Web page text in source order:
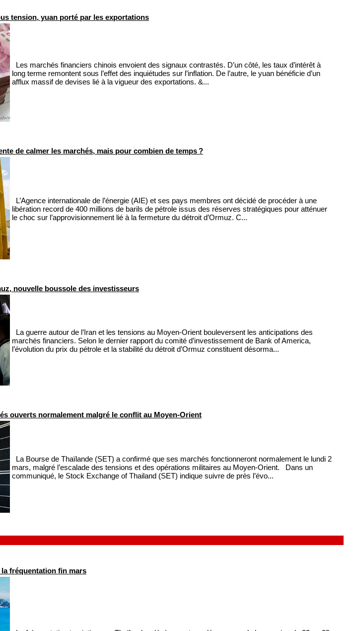
tension, yuan porté par les exportations
Les marchés financiers chinois envoient des signaux contrastés. D’un côté, les taux d’intérêt à
long terme remontent sous l’effet des inquiétudes sur l’inflation. De l’autre, le yuan bénéficie d’un
afflux massif de devises lié à la vigueur des exportations. &...
de calmer les marchés, mais pour combien de temps ?
L’Agence internationale de l’énergie (AIE) et ses pays membres ont décidé de procéder à une
libération record de 400 millions de barils de pétrole issus des réserves stratégiques pour atténuer
le choc sur l’approvisionnement lié à la fermeture du détroit d’Ormuz. C...
nouvelle boussole des investisseurs
La guerre autour de l’Iran et les tensions au Moyen-Orient bouleversent les anticipations des
marchés financiers. Selon le dernier rapport du comité d’investissement de Bank of America,
l’évolution du prix du pétrole et la stabilité du détroit d’Ormuz constituent désorma...
ouverts normalement malgré le conflit au Moyen-Orient
La Bourse de Thaïlande (SET) a confirmé que ses marchés fonctionneront normalement le lundi 2
mars, malgré l’escalade des tensions et des opérations militaires au Moyen-Orient. Dans un
communiqué, le Stock Exchange of Thailand (SET) indique suivre de près l’évo...
la fréquentation fin mars